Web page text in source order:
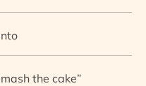
the cake”